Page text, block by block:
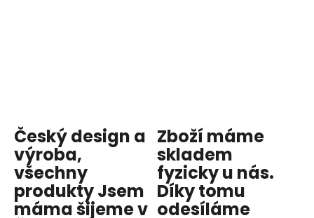
Český design a
výroba,
všechny
produktyJsem
mámašijeme v
Zboží máme
skladem
fyzicky u nás.
Díky tomu
odesíláme